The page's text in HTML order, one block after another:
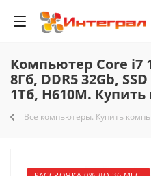
Компьютер Core i7
8Гб, DDR5 32Gb,
1Тб, H610M.
Все компьютеры. Купить